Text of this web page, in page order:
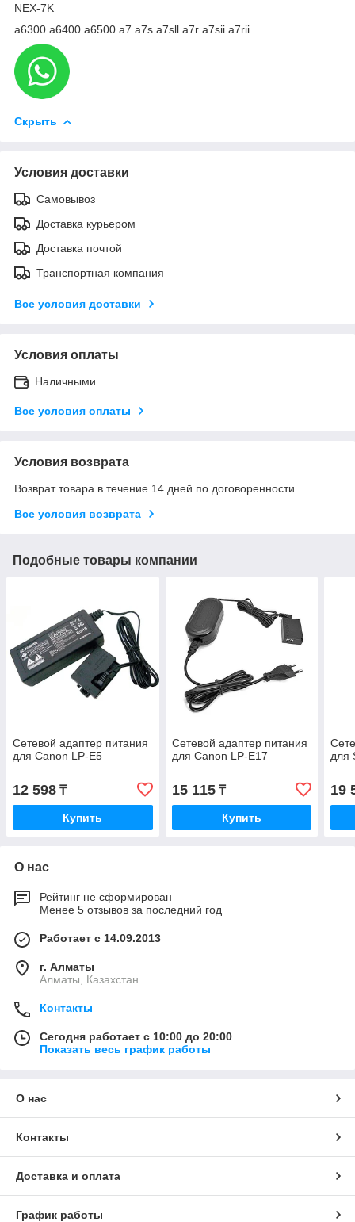
NEX-7K
a6300 а6400 a6500 a7 a7s а7sll a7r a7sii a7rii
Скрыть
Условия доставки
Самовывоз
Доставка курьером
Доставка почтой
Транспортная компания
Все условия доставки
Условия оплаты
Наличными
Все условия оплаты
Условия возврата
Возврат товара в течение 14 дней по договоренности
Все условия возврата
Подобные товары компании
Сетевой адаптер питания
для Canon LP-E5
12 598 ₸
Купить
Сетевой адаптер питания
для Canon LP-E17
15 115₸
Купить
для
19
О нас
Рейтинг не сформирован
Менее 5 отзывов за последний год
Работает с 14.09.2013
г. Алматы
Алматы, Казахстан
Контакты
Сегодня работает с 10:00 до 20:00
Показать весь график работы
О нас
Контакты
Доставка и оплата
График работы